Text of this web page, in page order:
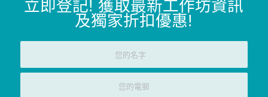
立即登記! 獲取最新工作坊資訊
及獨家折扣優惠!